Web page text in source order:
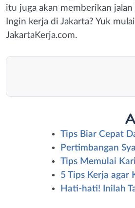
itu juga akan memberikan
Ingin kerja di Jakarta? Yuk
JakartaKerja.com.
Tips Biar Cepat
Pertimbangan
Tips Memulai
5 Tips Kerja agar
Hati-hati! Inilah